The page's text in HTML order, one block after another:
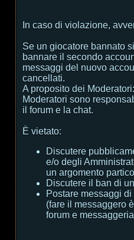
In caso di violazione,
Se un giocatore bannato
bannare il secondo
messaggi del nuovo
cancellati.
A proposito dei Moderatori:
Moderatori sono
il forum e la chat.
È vietato:
Discutere
e/o degli
un argomento
Discutere il ban di
Postare messaggi
(fare il messaggero
forum e